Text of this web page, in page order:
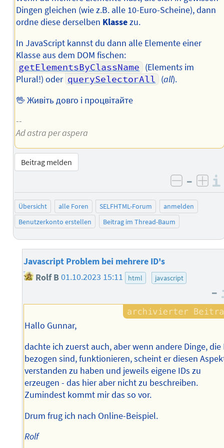
Dingen gleichen (wie z.B. alle 10-Euro-Scheine), dann
ordne diese derselben Klassezu.
In JavaScript kannst du dann alle Elemente einer
Klasse aus dem DOM fischen:
getElementsByClassName (Elementsim
Plural!) oder querySelectorAll (all).
🖖 Живіть довго і процвітайте
--
Ad astra per aspera
Beitrag melden
negativ
–
Übersicht alle Foren SELFHTML-Forum
anmelden
Benutzerkonto erstellen
Beitrag im Thread-Baum
Javascript Problem bei mehrere ID's
Rolf B01.10.2023 15:11 html javascript
–
Hallo Gunnar,
dachte ich zuerst auch, aber wenn andere Dinge, die
bezogen sind, funktionieren, scheint er diesen
verstanden zu haben und jeweils eigene IDs zu
erzeugen - das hier aber nicht zu beschreiben.
Zumindest kommt mir das so vor.
Drum frug ich nach Online-Beispiel.
Rolf